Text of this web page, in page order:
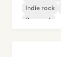
Indie rock
Pop rock